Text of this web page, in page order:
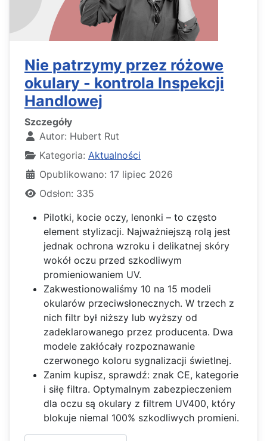
Nie patrzymy przez różowe
okulary - kontrola Inspekcji
Handlowej
Szczegóły
Autor: Hubert Rut
Kategoria: Aktualności
Opublikowano: 17 lipiec 2026
Odsłon: 335
Pilotki, kocie oczy, lenonki – to często
element stylizacji. Najważniejszą rolą jest
jednak ochrona wzroku i delikatnej skóry
wokół oczu przed szkodliwym
promieniowaniem UV.
Zakwestionowaliśmy 10 na 15 modeli
okularów przeciwsłonecznych. W trzech z
nich filtr był niższy lub wyższy od
zadeklarowanego przez producenta. Dwa
modele zakłócały rozpoznawanie
czerwonego koloru sygnalizacji świetlnej.
Zanim kupisz, sprawdź: znak CE, kategorie
i siłę filtra. Optymalnym zabezpieczeniem
dla oczu są okulary z filtrem UV400, który
blokuje niemal 100% szkodliwych promieni.